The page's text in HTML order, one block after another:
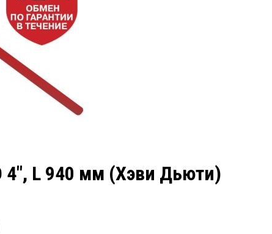
4″, L 940 мм (Хэви Дьюти)